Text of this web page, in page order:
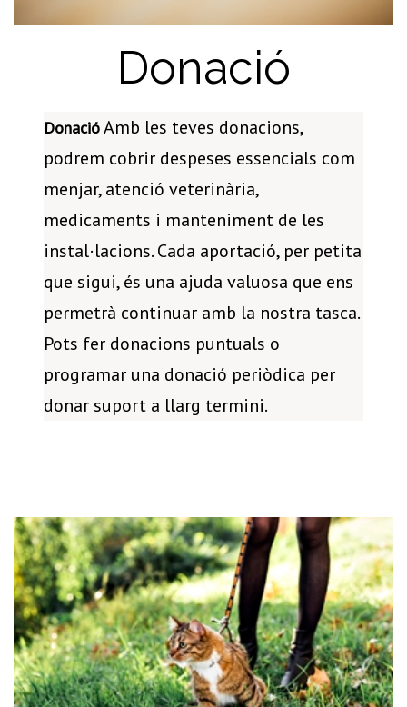
Donació
DonacióAmb les teves donacions,
podrem cobrir despeses essencials com
menjar, atenció veterinària,
medicaments i manteniment de les
instal·lacions. Cada aportació, per petita
que sigui, és una ajuda valuosa que ens
permetrà continuar amb la nostra tasca.
Pots fer donacions puntuals o
programar una donació periòdica per
donar suport a llarg termini.